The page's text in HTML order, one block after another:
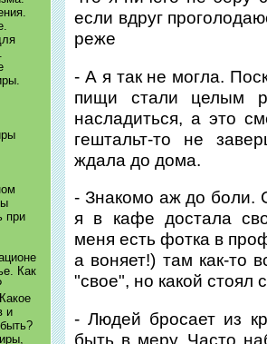
при
Как
и
если вдруг
реже
- А я так не могла.
пищи стали целым
насладиться, а это
гештальт-то не
ждала до дома.
- Знакомо аж до боли.
я в кафе достала
меня есть фотка в
а воняет!) там как-то
"свое", но какой стоял
- Людей бросает из
быть в меру. Часто